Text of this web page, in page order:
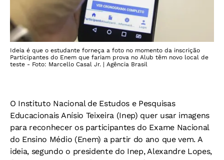
Ideia é que o estudante forneça a foto no momento da inscrição
Participantes do Enem que fariam prova no Alub têm novo local de
teste - Foto: Marcello Casal Jr. | Agência Brasil
O Instituto Nacional de Estudos e Pesquisas
Educacionais Anísio Teixeira (Inep) quer usar imagens
para reconhecer os participantes do Exame Nacional
do Ensino Médio (Enem) a partir do ano que vem. A
ideia, segundo o presidente do Inep, Alexandre Lopes,